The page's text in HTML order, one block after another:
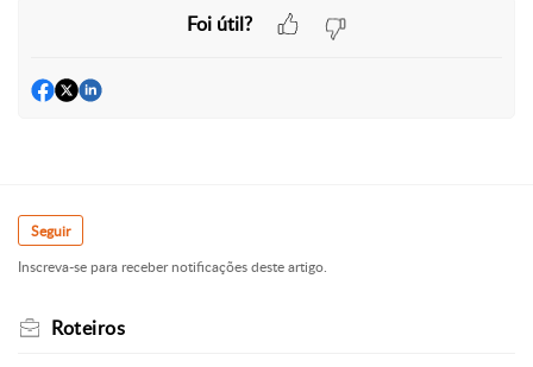
Foi útil?
Seguir
Inscreva-se para receber notificações deste artigo.
Roteiros